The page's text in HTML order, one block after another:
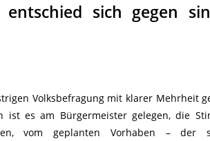
sich gegen
Volksbefragung mit klarer Mehrheit
ist es am Bürgermeister gelegen, die
vom geplanten Vorhaben – der